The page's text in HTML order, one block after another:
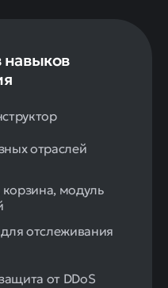
навыков
отраслей
корзина, модуль
отслеживания
от DDoS